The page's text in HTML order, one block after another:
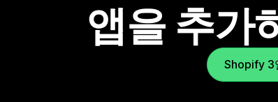
앱을 추가
Shopify 3